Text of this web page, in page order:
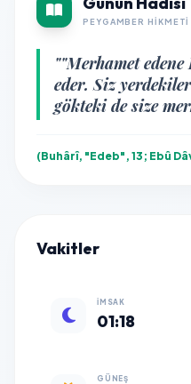
PEYGAMBER HIKMETI
""Merhamet
eder. Siz
gökteki de size
(Buhârî, "Edeb", 13; Ebû
Vakitler
İMSAK
01:18
GÜNEŞ